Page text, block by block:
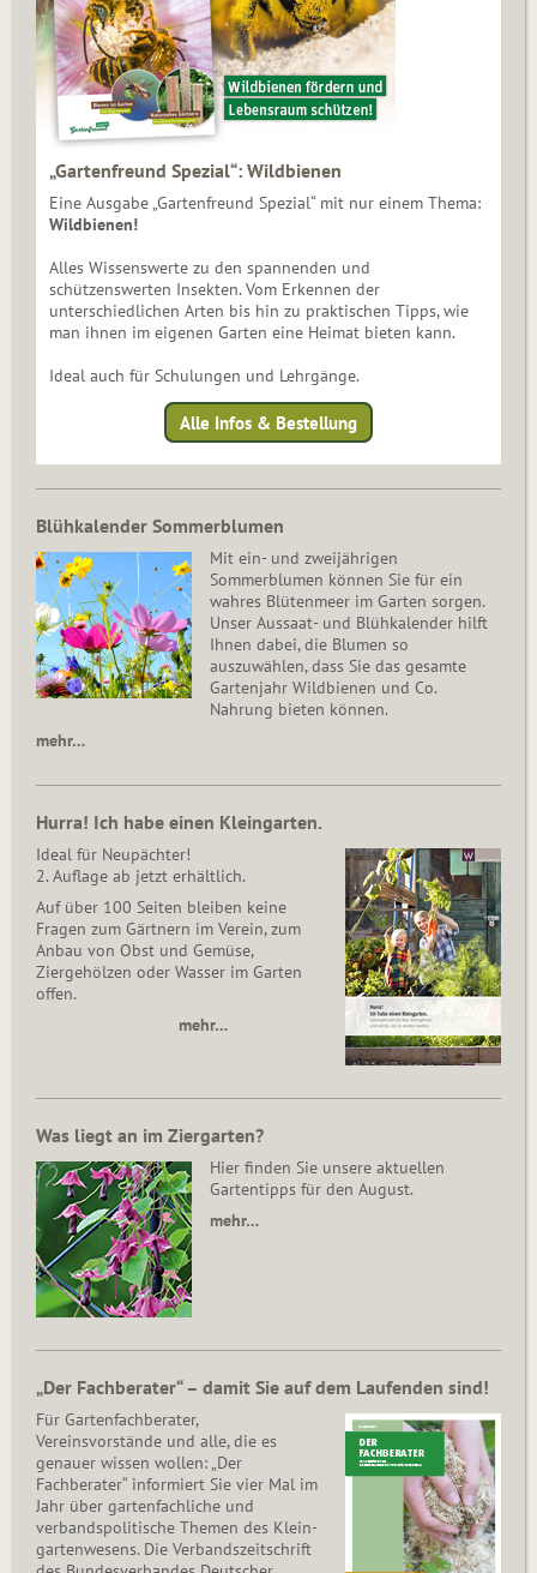
„Gartenfreund Spezial“: Wildbienen
Eine Ausgabe „Gartenfreund Spezial“ mit nur einem Thema:
Wildbienen!
Alles Wissenswerte zu den spannenden und
schützenswerten Insekten. Vom Erkennen der
unterschiedlichen Arten bis hin zu praktischen Tipps, wie
man ihnen im eigenen Garten eine Heimat bieten kann.
Ideal auch für Schulungen und Lehrgänge.
Alle Infos & Bestellung
Blühkalender Sommerblumen
Mit ein- und zweijährigen
Sommerblumen können Sie für ein
wahres Blütenmeer im Garten sorgen.
Unser Aussaat- und Blühkalender hilft
Ihnen dabei, die Blumen so
auszuwählen, dass Sie das gesamte
Gartenjahr Wildbienen und Co.
Nahrung bieten können.
mehr…
Hurra! Ich habe einen Kleingarten.
Ideal für Neupächter!
2. Auflage ab jetzt erhältlich.
Auf über 100 Seiten bleiben keine
Fragen zum Gärtnern im Verein, zum
Anbau von Obst und Gemüse,
Ziergehölzen oder Wasser im Garten
offen.
mehr…
Was liegt an im Ziergarten?
Hier finden Sie unsere aktuellen
Gartentipps für den August.
mehr…
„Der Fachberater“ – damit Sie auf dem Laufenden sind!
Für Gartenfachberater,
Vereinsvorstände und alle, die es
genauer wissen wollen: „Der
Fachberater“ informiert Sie vier Mal im
Jahr über gartenfachliche und
verbandspolitische Themen des Klein­
gar­ten­wesens. Die Ver­bands­zeit­schrift